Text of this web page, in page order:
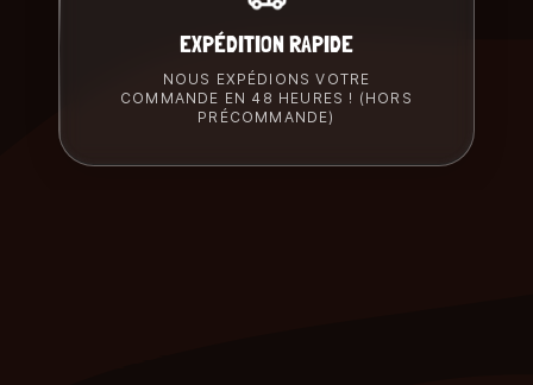
EXPÉDITION RAPIDE
NOUS EXPÉDIONS VOTRE
COMMANDE EN 48 HEURES ! (HORS
PRÉCOMMANDE)